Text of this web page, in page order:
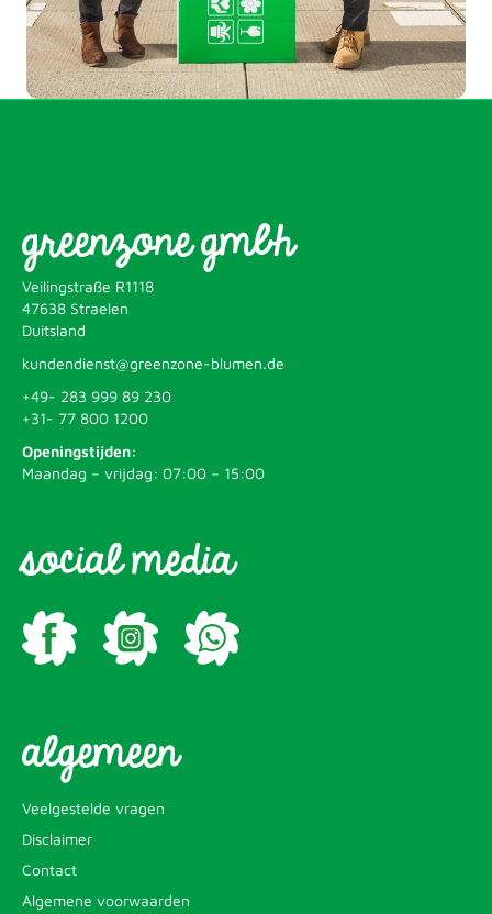
greenzone gmbh
Veilingstraße R1118
47638 Straelen
Duitsland
kundendienst@greenzone-blumen.de
+49- 283 999 89 230
+31- 77 800 1200
Openingstijden:
Maandag – vrijdag: 07:00 – 15:00
social media
algemeen
Veelgestelde vragen
Disclaimer
Contact
Algemene voorwaarden